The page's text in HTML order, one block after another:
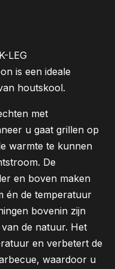
LEG
is een ideale
houtskool.
met
u gaat grillen op
warmte te kunnen
De
en boven maken
én de temperatuur
bovenin zijn
de natuur. Het
en verbetert de
waardoor u